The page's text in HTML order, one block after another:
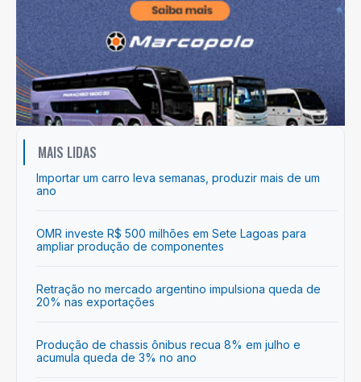
MAIS LIDAS
Importar um carro leva semanas, produzir mais de um
ano
OMR investe R$ 500 milhões em Sete Lagoas para
ampliar produção de componentes
Retração no mercado argentino impulsiona queda de
20% nas exportações
Produção de chassis ônibus recua 8% em julho e
acumula queda de 3% no ano